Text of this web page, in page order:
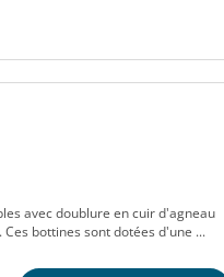
avec doublure en cuir d'agneau
bottines sont dotées d'une ...